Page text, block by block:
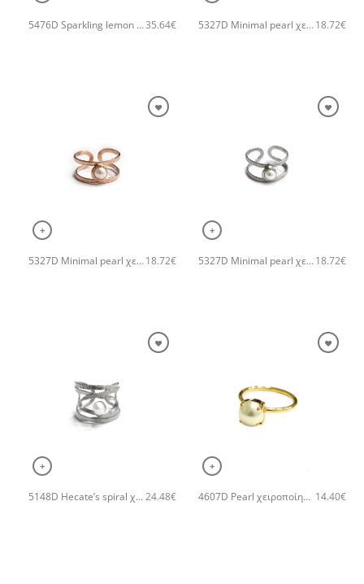
5476D Sparkling lemon tree χειροποίητο δαχτυλιδι Catherine bijoux Χρυσό35.64€ 5327D Minimal pearl χειροποίητο δαχτυλιδι Catherine bijoux Χρυσό18.72€
+
5327D Minimal pearl χειροποίητο δαχτυλιδι Catherine bijoux Ροζ χρυσό18.72€
+
5327D Minimal pearl χειροποίητο δαχτυλιδι Catherine bijoux Ασημί18.72€
+
5148D Hecate’s spiral χειροποίητο δαχτυλιδι Catherine bijoux Ασημί24.48€
+
4607D Pearl χειροποίητο δαχτυλιδι Catherine bijoux Χρυσό 14.40€